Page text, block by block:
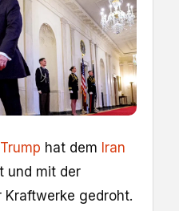
hat dem Iran
und mit der
gedroht.